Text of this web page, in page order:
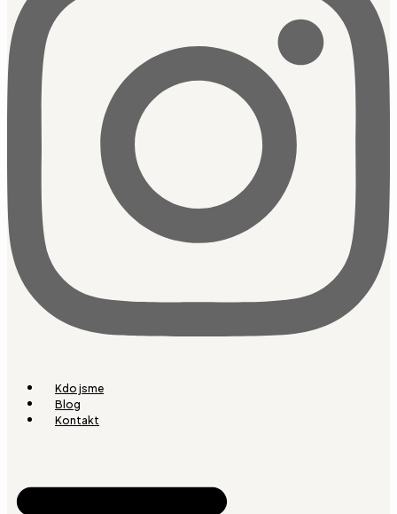
Kdo jsme
Blog
Kontakt